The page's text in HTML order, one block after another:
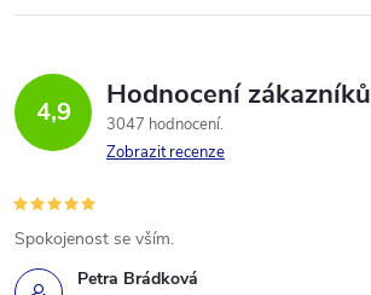
4,9 Hodnocení zákazníků
3047 hodnocení
Zobrazit recenze
Petra Brádková
Spokojenost se vším.